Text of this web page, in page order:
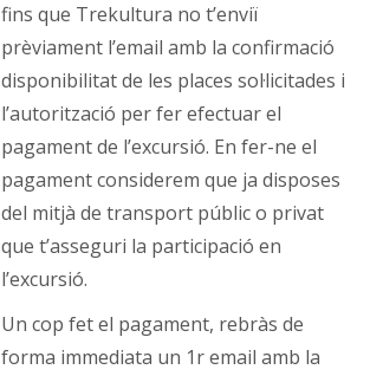
fins que Trekultura no t’enviï
prèviament l’email amb la confirmació
disponibilitat de les places sol·licitades i
l’autorització per fer efectuar el
pagament de l’excursió. En fer-ne el
pagament considerem que ja disposes
del mitjà de transport públic o privat
que t’asseguri la participació en
l’excursió.
Un cop fet el pagament, rebràs de
forma immediata un 1r email amb la